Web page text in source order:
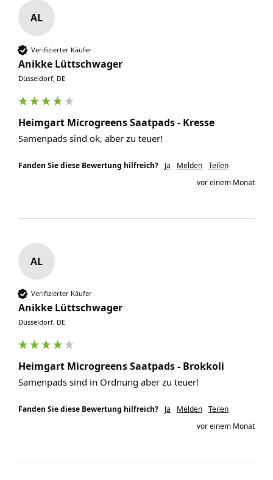
AL
Verifizierter Käufer
Anikke Lüttschwager
Düsseldorf, DE
Heimgart Microgreens Saatpads - Kresse
Samenpads sind ok, aber zu teuer!
Fanden Sie diese Bewertung hilfreich? Ja Melden Teilen
vor einem Monat
AL
Verifizierter Käufer
Anikke Lüttschwager
Düsseldorf, DE
Heimgart Microgreens Saatpads - Brokkoli
Samenpads sind in Ordnung aber zu teuer!
Fanden Sie diese Bewertung hilfreich? Ja Melden Teilen
vor einem Monat